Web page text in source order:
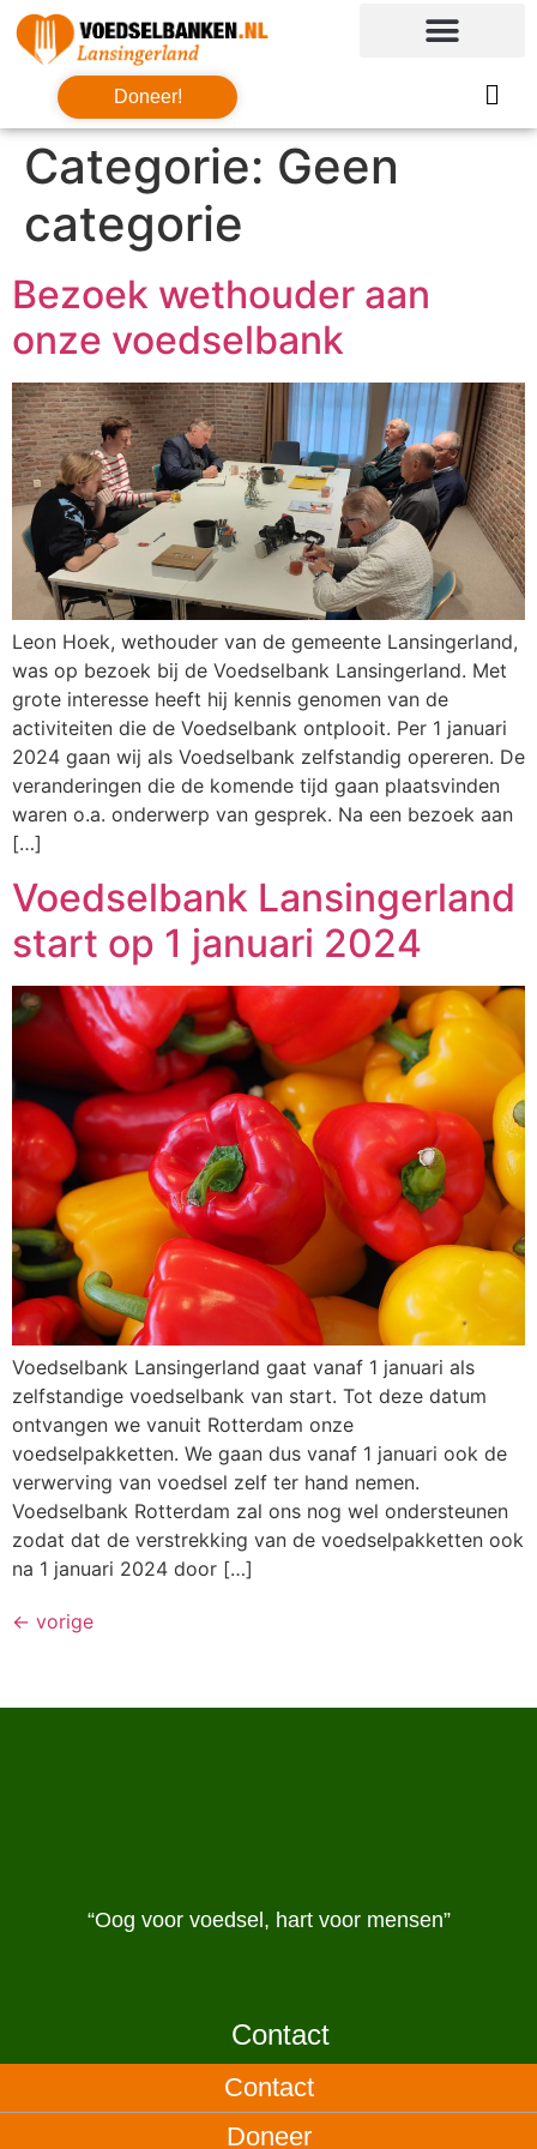
Doneer!
Categorie: Geen
categorie
Bezoek wethouder aan
onze voedselbank
Leon Hoek, wethouder van de gemeente Lansingerland,
was op bezoek bij de Voedselbank Lansingerland. Met
grote interesse heeft hij kennis genomen van de
activiteiten die de Voedselbank ontplooit. Per 1 januari
2024 gaan wij als Voedselbank zelfstandig opereren. De
veranderingen die de komende tijd gaan plaatsvinden
waren o.a. onderwerp van gesprek. Na een bezoek aan
[…]
Voedselbank Lansingerland
start op 1 januari 2024
Voedselbank Lansingerland gaat vanaf 1 januari als
zelfstandige voedselbank van start. Tot deze datum
ontvangen we vanuit Rotterdam onze
voedselpakketten. We gaan dus vanaf 1 januari ook de
verwerving van voedsel zelf ter hand nemen.
Voedselbank Rotterdam zal ons nog wel ondersteunen
zodat dat de verstrekking van de voedselpakketten ook
na 1 januari 2024 door […]
← vorige
“Oog voor voedsel, hart voor mensen”
Contact
Contact
Doneer